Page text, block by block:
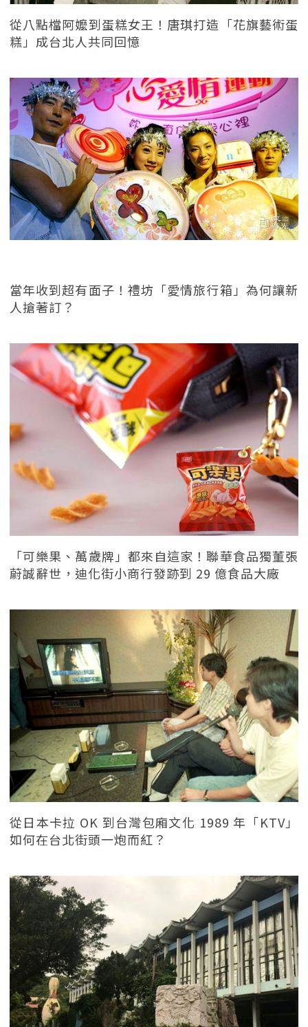
從八點檔阿嬤到蛋糕女王！唐琪打造「花旗藝術蛋
糕」成台北人共同回憶
當年收到超有面子！禮坊「愛情旅行箱」為何讓新
人搶著訂？
「可樂果、萬歲牌」都來自這家！聯華食品獨董張
蔚誠辭世，迪化街小商行發跡到 29 億食品大廠
從日本卡拉 OK 到台灣包廂文化 1989 年「KTV」
如何在台北街頭一炮而紅？